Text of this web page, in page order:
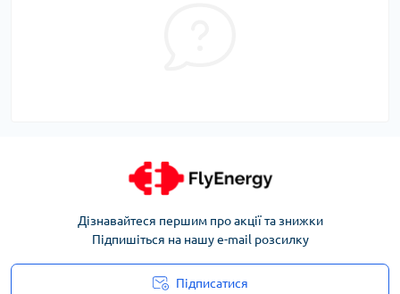
Дізнавайтеся першим про акції та знижки
Підпишіться на нашу e-mail розсилку
Підписатися